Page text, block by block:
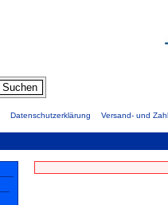
Datenschutzerklärung Versand- und